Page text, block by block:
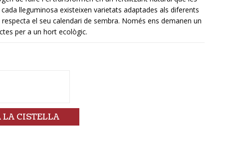
lleguminosa existeixen varietats adaptades als diferents
el seu calendari de sembra. Només ens demanen un
per a un hort ecològic.
LA CISTELLA